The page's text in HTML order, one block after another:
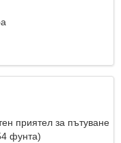
приятел за пътуване
фунта)